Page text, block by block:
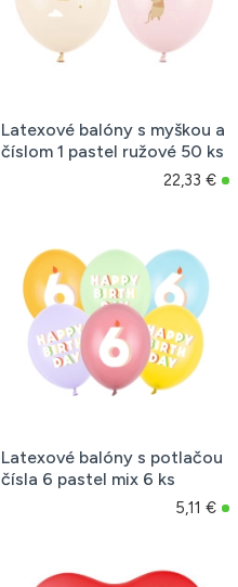
Latexové balóny s myškou a
číslom 1 pastel ružové 50 ks
22,33 €
Latexové balóny s potlačou
čísla 6 pastel mix 6 ks
5,11 €